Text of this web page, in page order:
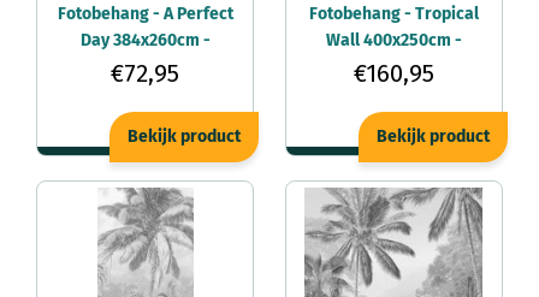
Fotobehang - A Perfect
Day 384x260cm -
Vliesbehang
€72,95
Bekijk product
Fotobehang - Tropical
Wall 400x250cm -
Vliesbehang
€160,95
Bekijk product